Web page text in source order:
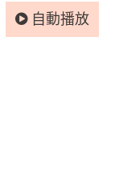
自動播放